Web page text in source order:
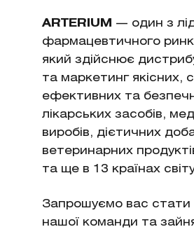
ARTERIUM
— один з
фармацевтичного
який здійснює
та маркетинг якісних,
ефективних та
лікарських засобів,
виробів, дієтичних
ветеринарних
та ще в 13 країнах
Запрошуємо вас
нашої команди та